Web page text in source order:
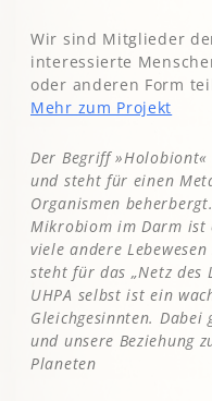
Wir sind Mitglieder
interessierte
oder anderen Form
Mehr zum Projekt
Der Begriff
und steht für einen
Organismen
Mikrobiom im Darm ist
viele andere
steht für das „Netz des
UHPA selbst ist ein
Gleichgesinnten. Dabei
und unsere Beziehung
Planeten